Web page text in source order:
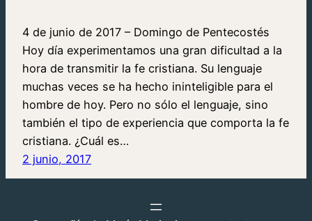
4 de junio de 2017 – Domingo de Pentecostés
Hoy día experimentamos una gran dificultad a la
hora de transmitir la fe cristiana. Su lenguaje
muchas veces se ha hecho ininteligible para el
hombre de hoy. Pero no sólo el lenguaje, sino
también el tipo de experiencia que comporta la fe
cristiana. ¿Cuál es…
2 junio, 2017